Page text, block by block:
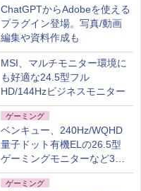
ChatGPTからAdobeを使える
プラグイン登場。写真/動画
編集や資料作成も
MSI、マルチモニター環境に
も好適な24.5型フル
HD/144Hzビジネスモニター
ゲーミング
ベンキュー、240Hz/WQHD
量子ドット有機ELの26.5型
ゲーミングモニターなど3機
種
ゲーミング